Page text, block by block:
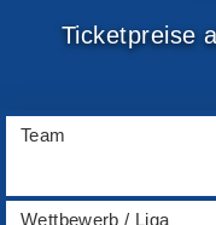
Ticketpreise
Team
Wettbewerb / Liga